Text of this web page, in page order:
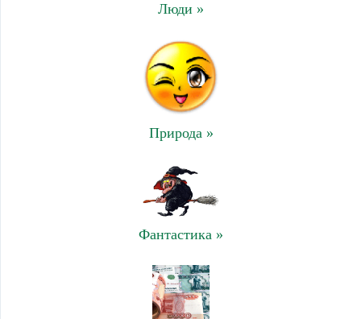
Люди »
Природа »
Фантастика »